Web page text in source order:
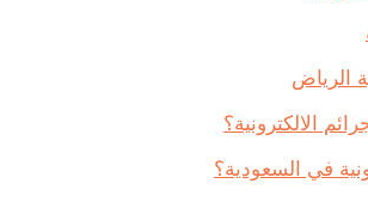
الرياض
الالكترونية؟
في السعودية؟